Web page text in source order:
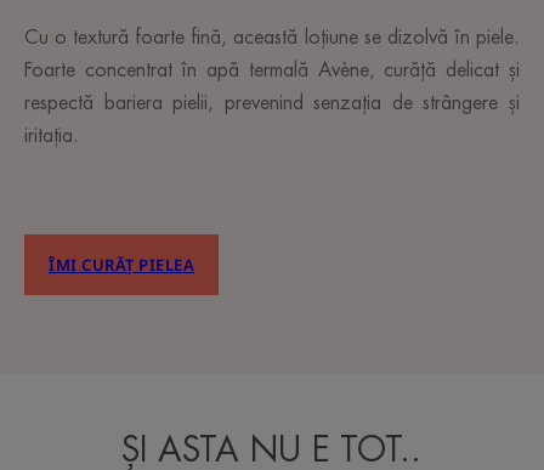
Cu o textură foarte fină, această loțiune se dizolvă în piele.
Foarte concentrat în apă termală Avène, curăță delicat și
respectă bariera pielii, prevenind senzația de strângere și
iritația.
ÎMI CURĂȚ PIELEA
ȘI ASTA NU E TOT..